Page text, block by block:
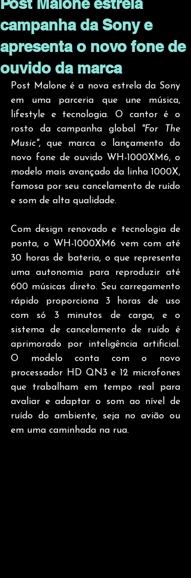
campanha da Sony e
apresenta o novo fone de
ouvido da marca
Post Malone é a nova estrela da Sony
em uma parceria que une música,
lifestyle e tecnologia. O cantor é o
rosto da campanha global "For The
Music", que marca o lançamento do
novo fone de ouvido WH-1000XM6, o
modelo mais avançado da linha 1000X,
famosa por seu cancelamento de ruído
e som de alta qualidade.
Com design renovado e tecnologia de
ponta, o WH-1000XM6 vem com até
30 horas de bateria, o que representa
uma autonomia para reproduzir até
600 músicas direto. Seu carregamento
rápido proporciona 3 horas de uso
com só 3 minutos de carga, e o
sistema de cancelamento de ruído é
aprimorado por inteligência artificial.
O modelo conta com o novo
processador HD QN3 e 12 microfones
que trabalham em tempo real para
avaliar e adaptar o som ao nível de
ruído do ambiente, seja no avião ou
em uma caminhada na rua.